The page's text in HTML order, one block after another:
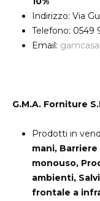
Indirizzo: Via
Telefono: 0549
Email:
G.M.A. Forniture
Prodotti in
mani,
monouso,
ambienti,
frontale a